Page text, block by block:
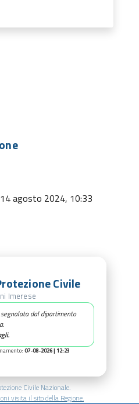
agosto 2024, 10:33
Civile
Imerese
dal dipartimento
07-08-2026 | 12:23
Civile Nazionale.
visita il sito della Regione.